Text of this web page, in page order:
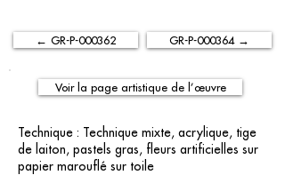
← GR-P-000362 GR-P-000364 →
Voir la page artistique de l’œuvre
Technique : Technique mixte, acrylique, tige
de laiton, pastels gras, fleurs artificielles sur
papier marouflé sur toile